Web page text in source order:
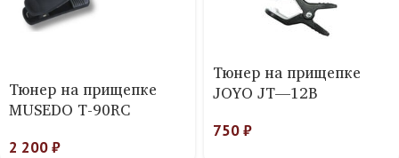
Тюнер на прищепке
MUSEDO T-90RC
2 200₽
Тюнер на прищепке
JOYO JT—12B
750₽